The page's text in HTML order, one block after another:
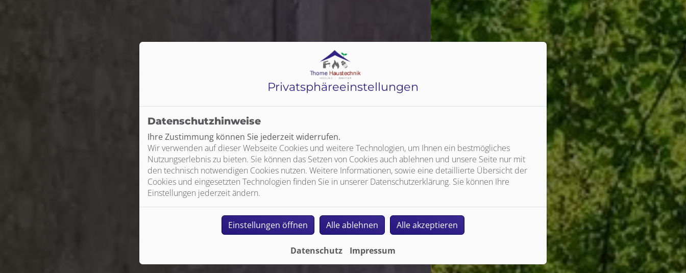
Privatsphäre­einstellungen
Datenschutzhinweise
Ihre Zustimmung können Sie jederzeit widerrufen.
Wir verwenden auf dieser Webseite Cookies und weitere Technologien, um Ihnen ein bestmögliches
Nutzungserlebnis zu bieten. Sie können das Setzen von Cookies auch ablehnen und unsere Seite nur mit
den technisch notwendigen Cookies nutzen. Weitere Informationen, sowie eine detaillierte Übersicht der
Cookies und eingesetzten Technologien finden Sie in unserer Datenschutzerklärung. Sie können Ihre
Einstellungen jederzeit ändern.
Einstellungen öffnen Alle ablehnen Alle akzeptieren
Datenschutz Impressum